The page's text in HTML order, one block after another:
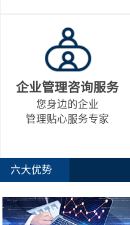
企业管理咨询服务
您身边的企业
管理贴心服务专家
六大优势